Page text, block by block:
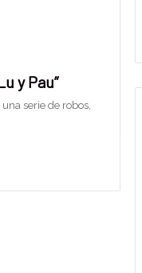
y Pau”
serie de robos,